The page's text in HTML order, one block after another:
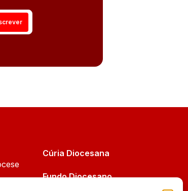
Cúria Diocesana
Fundo Diocesano